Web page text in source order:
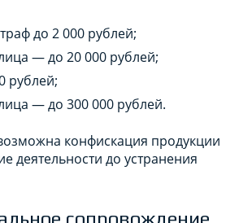
до 2 000 рублей;
— до 20 000 рублей;
рублей;
— до 300 000 рублей.
конфискация продукции
деятельности до устранения
сопровождение